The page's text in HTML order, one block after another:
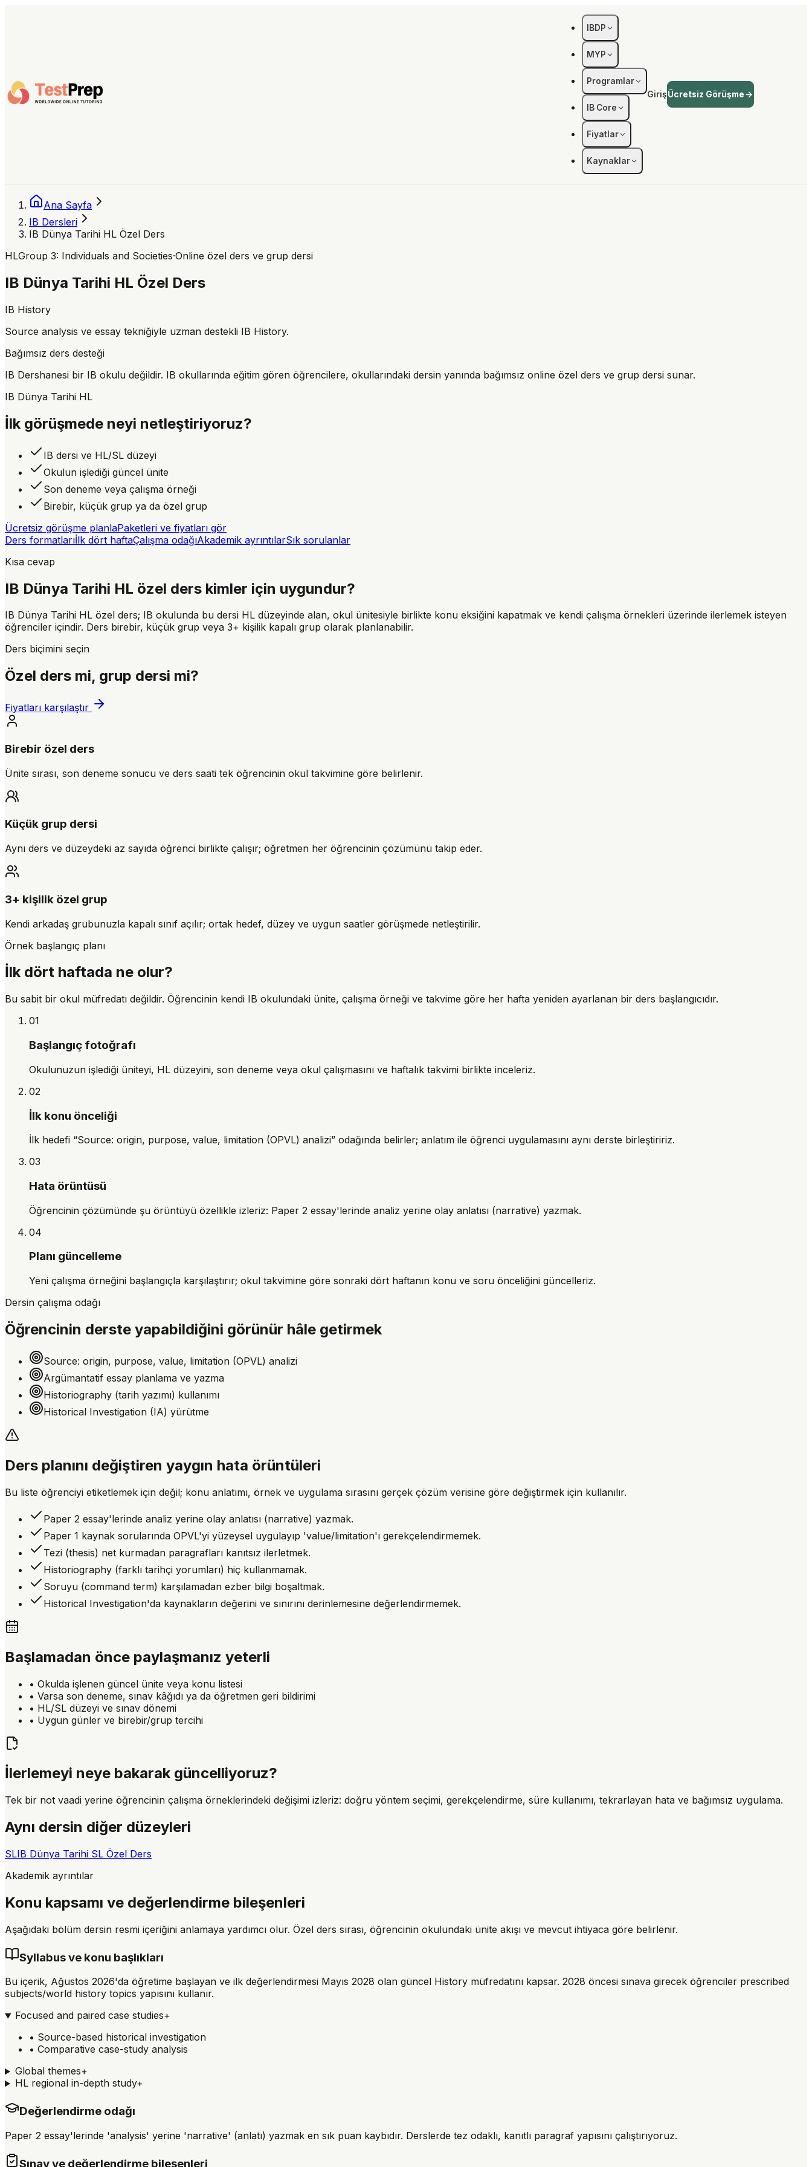
IBDP
MYP
Programlar
IB Core
Fiyatlar
Kaynaklar
GirişÜcretsiz Görüşme
Ana Sayfa
IB Dersleri
IB Dünya Tarihi HL Özel Ders
HLGroup 3: Individuals and Societies·Online özel ders ve grup dersi
IB Dünya Tarihi HL Özel Ders
IB History
Source analysis ve essay tekniğiyle uzman destekli IB History.
Bağımsız ders desteği
IB Dershanesi bir IB okulu değildir. IB okullarında eğitim gören öğrencilere, okullarındaki dersin yanında bağımsız online özel ders ve grup dersi sunar.
IB Dünya Tarihi HL
İlk görüşmede neyi netleştiriyoruz?
IB dersi ve HL/SL düzeyi
Okulun işlediği güncel ünite
Son deneme veya çalışma örneği
Birebir, küçük grup ya da özel grup
Ücretsiz görüşme planlaPaketleri ve fiyatları gör
Ders formatlarıİlk dört haftaÇalışma odağıAkademik ayrıntılarSık sorulanlar
Kısa cevap
IB Dünya Tarihi HL özel ders kimler için uygundur?
IB Dünya Tarihi HL özel ders; IB okulunda bu dersi HL düzeyinde alan, okul ünitesiyle birlikte konu eksiğini kapatmak ve kendi çalışma örnekleri üzerinde ilerlemek isteyen
öğrenciler içindir. Ders birebir, küçük grup veya 3+ kişilik kapalı grup olarak planlanabilir.
Ders biçimini seçin
Özel ders mi, grup dersi mi?
Fiyatları karşılaştır
Birebir özel ders
Ünite sırası, son deneme sonucu ve ders saati tek öğrencinin okul takvimine göre belirlenir.
Küçük grup dersi
Aynı ders ve düzeydeki az sayıda öğrenci birlikte çalışır; öğretmen her öğrencinin çözümünü takip eder.
3+ kişilik özel grup
Kendi arkadaş grubunuzla kapalı sınıf açılır; ortak hedef, düzey ve uygun saatler görüşmede netleştirilir.
Örnek başlangıç planı
İlk dört haftada ne olur?
Bu sabit bir okul müfredatı değildir. Öğrencinin kendi IB okulundaki ünite, çalışma örneği ve takvime göre her hafta yeniden ayarlanan bir ders başlangıcıdır.
01
Başlangıç fotoğrafı
Okulunuzun işlediği üniteyi, HL düzeyini, son deneme veya okul çalışmasını ve haftalık takvimi birlikte inceleriz.
02
İlk konu önceliği
İlk hedefi “Source: origin, purpose, value, limitation (OPVL) analizi” odağında belirler; anlatım ile öğrenci uygulamasını aynı derste birleştiririz.
03
Hata örüntüsü
Öğrencinin çözümünde şu örüntüyü özellikle izleriz: Paper 2 essay'lerinde analiz yerine olay anlatısı (narrative) yazmak.
04
Planı güncelleme
Yeni çalışma örneğini başlangıçla karşılaştırır; okul takvimine göre sonraki dört haftanın konu ve soru önceliğini güncelleriz.
Dersin çalışma odağı
Öğrencinin derste yapabildiğini görünür hâle getirmek
Source: origin, purpose, value, limitation (OPVL) analizi
Argümantatif essay planlama ve yazma
Historiography (tarih yazımı) kullanımı
Historical Investigation (IA) yürütme
Ders planını değiştiren yaygın hata örüntüleri
Bu liste öğrenciyi etiketlemek için değil; konu anlatımı, örnek ve uygulama sırasını gerçek çözüm verisine göre değiştirmek için kullanılır.
Paper 2 essay'lerinde analiz yerine olay anlatısı (narrative) yazmak.
Paper 1 kaynak sorularında OPVL'yi yüzeysel uygulayıp 'value/limitation'ı gerekçelendirmemek.
Tezi (thesis) net kurmadan paragrafları kanıtsız ilerletmek.
Historiography (farklı tarihçi yorumları) hiç kullanmamak.
Soruyu (command term) karşılamadan ezber bilgi boşaltmak.
Historical Investigation'da kaynakların değerini ve sınırını derinlemesine değerlendirmemek.
Başlamadan önce paylaşmanız yeterli
• Okulda işlenen güncel ünite veya konu listesi
• Varsa son deneme, sınav kâğıdı ya da öğretmen geri bildirimi
• HL/SL düzeyi ve sınav dönemi
• Uygun günler ve birebir/grup tercihi
İlerlemeyi neye bakarak güncelliyoruz?
Tek bir not vaadi yerine öğrencinin çalışma örneklerindeki değişimi izleriz: doğru yöntem seçimi, gerekçelendirme, süre kullanımı, tekrarlayan hata ve bağımsız uygulama.
Aynı dersin diğer düzeyleri
SLIB Dünya Tarihi SL Özel Ders
Akademik ayrıntılar
Konu kapsamı ve değerlendirme bileşenleri
Aşağıdaki bölüm dersin resmi içeriğini anlamaya yardımcı olur. Özel ders sırası, öğrencinin okulundaki ünite akışı ve mevcut ihtiyaca göre belirlenir.
Syllabus ve konu başlıkları
Bu içerik, Ağustos 2026'da öğretime başlayan ve ilk değerlendirmesi Mayıs 2028 olan güncel History müfredatını kapsar. 2028 öncesi sınava girecek öğrenciler prescribed
subjects/world history topics yapısını kullanır.
Focused and paired case studies+
• Source-based historical investigation
• Comparative case-study analysis
Global themes+
HL regional in-depth study+
Değerlendirme odağı
Paper 2 essay'lerinde 'analysis' yerine 'narrative' (anlatı) yazmak en sık puan kaybıdır. Derslerde tez odaklı, kanıtlı paragraf yapısını çalıştırıyoruz.
Sınav ve değerlendirme bileşenleri